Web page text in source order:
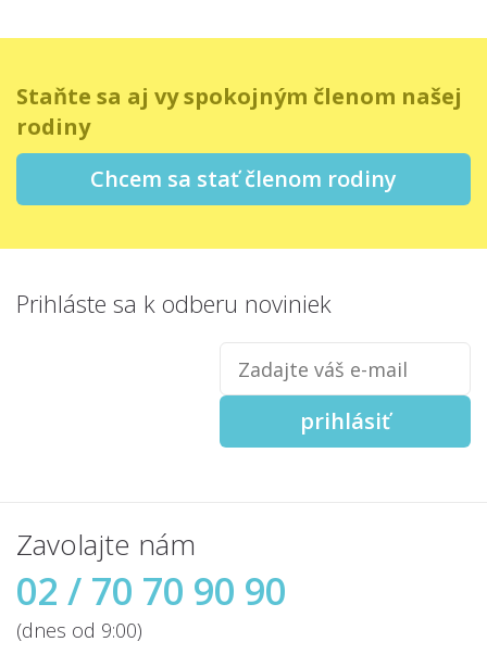
Staňte sa aj vy spokojným členom našej
rodiny
Chcem sa stať členom rodiny
Prihláste sa k odberu noviniek
Zadajte
váš
e-
prihlásiť
Zavolajte nám
02 / 70 70 90 90
(dnes od 9:00)